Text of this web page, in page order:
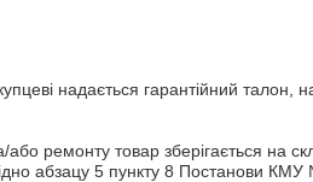
надається гарантійний талон,
або ремонту товар зберігається на
абзацу 5 пункту 8 Постанови КМУ